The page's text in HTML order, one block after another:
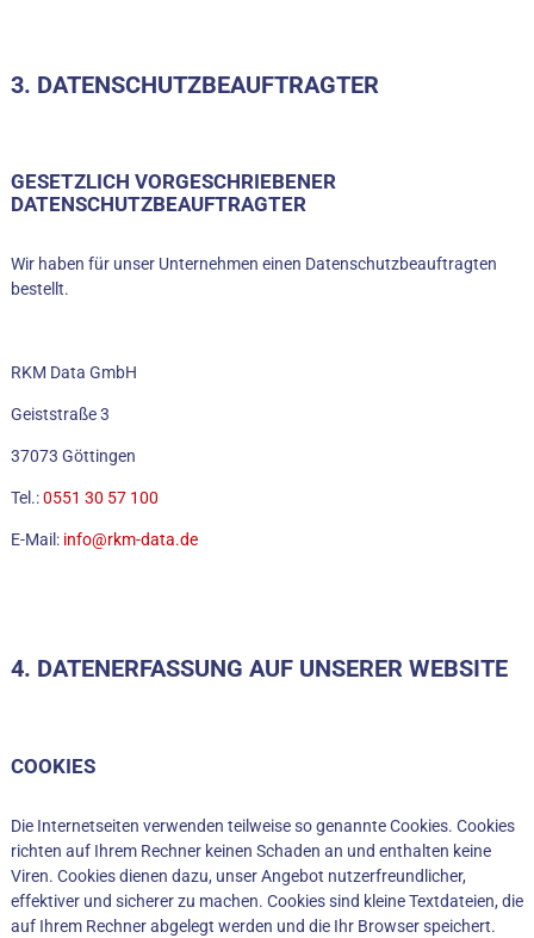
3. DATENSCHUTZBEAUFTRAGTER
GESETZLICH VORGESCHRIEBENER
DATENSCHUTZBEAUFTRAGTER
Wir haben für unser Unternehmen einen Datenschutzbeauftragten
bestellt.
RKM Data GmbH
Geiststraße 3
37073 Göttingen
Tel.:0551 30 57 100
E-Mail: info@rkm-data.de
4. DATENERFASSUNG AUF UNSERER WEBSITE
COOKIES
Die Internetseiten verwenden teilweise so genannte Cookies. Cookies
richten auf Ihrem Rechner keinen Schaden an und enthalten keine
Viren. Cookies dienen dazu, unser Angebot nutzerfreundlicher,
effektiver und sicherer zu machen. Cookies sind kleine Textdateien, die
auf Ihrem Rechner abgelegt werden und die Ihr Browser speichert.